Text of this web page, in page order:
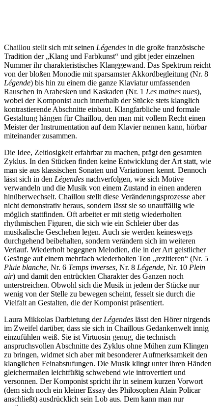
Chaillou stellt sich mit seinen Légendes in die große französische
Tradition der „Klang und Farbkunst“ und gibt jeder einzelnen
Nummer ihr charakteristisches Klanggewand. Das Spektrum reicht
von der bloßen Monodie mit sparsamster Akkordbegleitung (Nr. 8
Légende) bis hin zu einem die ganze Klaviatur umfassenden
Rauschen in Arabesken und Kaskaden (Nr. 1 Les maines nues),
wobei der Komponist auch innerhalb der Stücke stets klanglich
kontrastierende Abschnitte einbaut. Klangfarbliche und formale
Gestaltung hängen für Chaillou, den man mit vollem Recht einen
Meister der Instrumentation auf dem Klavier nennen kann, hörbar
miteinander zusammen.
Die Idee, Zeitlosigkeit erfahrbar zu machen, prägt den gesamten
Zyklus. In den Stücken finden keine Entwicklung der Art statt, wie
man sie aus klassischen Sonaten und Variationen kennt. Dennoch
lässt sich in den Légendes nachverfolgen, wie sich Motive
verwandeln und die Musik von einem Zustand in einen anderen
hinüberwechselt. Chaillou stellt diese Veränderungsprozesse aber
nicht demonstrativ heraus, sondern lässt sie so unauffällig wie
möglich stattfinden. Oft arbeitet er mit stetig wiederholten
rhythmischen Figuren, die sich wie ein Schleier über das
musikalische Geschehen legen. Auch sie werden keineswegs
durchgehend beibehalten, sondern verändern sich im weiteren
Verlauf. Wiederholt begegnen Melodien, die in der Art geistlicher
Gesänge auf einem mehrfach wiederholten Ton „rezitieren“ (Nr. 5
Pluie blanche, Nr. 6 Temps inverses, Nr. 8 Légende, Nr. 10 Plein
air) und damit den entrückten Charakter des Ganzen noch
unterstreichen. Obwohl sich die Musik in jedem der Stücke nur
wenig von der Stelle zu bewegen scheint, fesselt sie durch die
Vielfalt an Gestalten, die der Komponist präsentiert.
Laura Mikkolas Darbietung der Légendes lässt den Hörer nirgends
im Zweifel darüber, dass sie sich in Chaillous Gedankenwelt innig
einzufühlen weiß. Sie ist Virtuosin genug, die technisch
anspruchsvollen Abschnitte des Zyklus ohne Mühen zum Klingen
zu bringen, widmet sich aber mit besonderer Aufmerksamkeit den
klanglichen Feinabstufungen. Die Musik klingt unter ihren Händen
gleichermaßen leichtfüßig schwebend wie introvertiert und
versonnen. Der Komponist spricht ihr in seinem kurzen Vorwort
(dem sich noch ein kleiner Essay des Philosophen Alain Policar
anschließt) ausdrücklich sein Lob aus. Dem kann man nur